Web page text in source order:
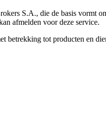
S.A., die de basis vormt
afmelden voor deze service.
tot producten en